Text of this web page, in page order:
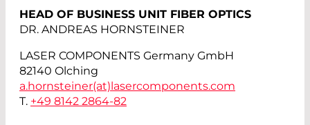
HEAD OF BUSINESS UNIT FIBER OPTICS
DR. ANDREAS HORNSTEINER
LASER COMPONENTS Germany GmbH
82140 Olching
a.hornsteiner(at)lasercomponents.com
T. +49 8142 2864-82